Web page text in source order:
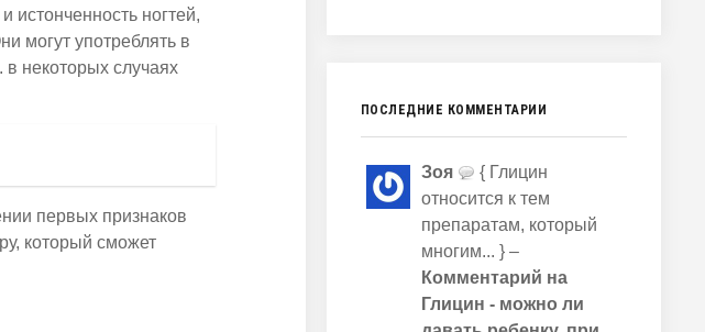
истонченность ногтей,
могут употреблять в
некоторых случаях
первых признаков
который сможет
ПОСЛЕДНИЕ КОММЕНТАРИИ
Зоя
{ Глицин
относится к тем
препаратам, который
многим... } –
Комментарий на
Глицин - можно ли